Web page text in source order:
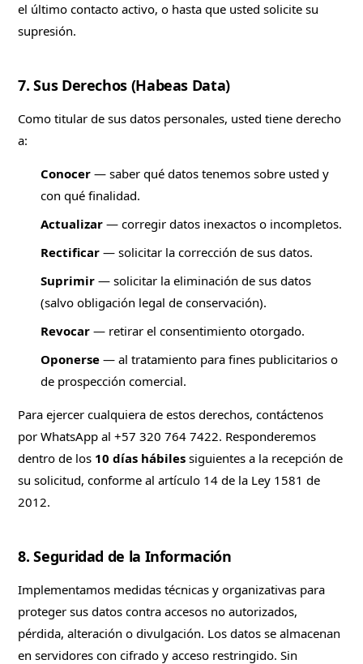
el último contacto activo, o hasta que usted solicite su
supresión.
7. Sus Derechos (Habeas Data)
Como titular de sus datos personales, usted tiene derecho
a:
Conocer — saber qué datos tenemos sobre usted y
con qué finalidad.
Actualizar — corregir datos inexactos o incompletos.
Rectificar — solicitar la corrección de sus datos.
Suprimir — solicitar la eliminación de sus datos
(salvo obligación legal de conservación).
Revocar — retirar el consentimiento otorgado.
Oponerse — al tratamiento para fines publicitarios o
de prospección comercial.
Para ejercer cualquiera de estos derechos, contáctenos
por WhatsApp al+57 320 764 7422. Responderemos
dentro de los 10 días hábiles siguientes a la recepción de
su solicitud, conforme al artículo 14 de la Ley 1581 de
2012.
8. Seguridad de la Información
Implementamos medidas técnicas y organizativas para
proteger sus datos contra accesos no autorizados,
pérdida, alteración o divulgación. Los datos se almacenan
en servidores con cifrado y acceso restringido. Sin